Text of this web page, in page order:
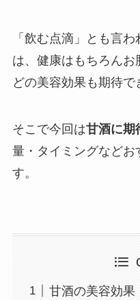
「飲む点滴」とも言
は、健康はもちろん
どの美容効果も期待で
そこで今回は甘酒に期
量・タイミングなどお
す。
甘酒の美容効果